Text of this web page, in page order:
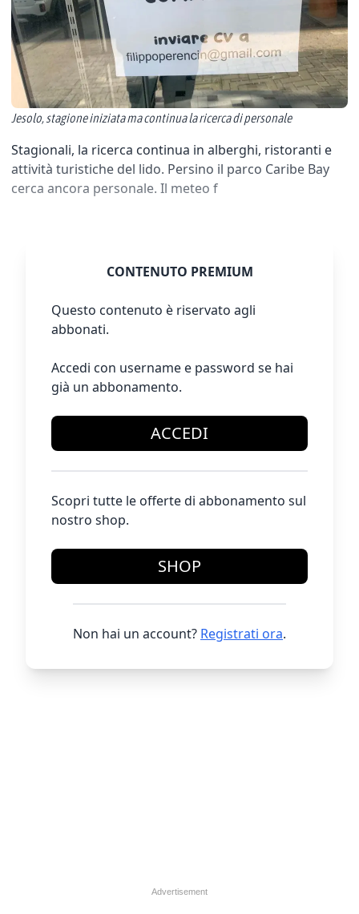
Jesolo, stagione iniziata ma continua la ricerca di personale
Stagionali, la ricerca continua in alberghi, ristoranti e
attività turistiche del lido. Persino il parco Caribe Bay
cerca ancora personale. Il meteo f
CONTENUTO PREMIUM
Questo contenuto è riservato agli
abbonati.
Accedi con username e password se hai
già un abbonamento.
ACCEDI
Scopri tutte le offerte di abbonamento sul
nostro shop.
SHOP
Non hai un account? Registrati ora.